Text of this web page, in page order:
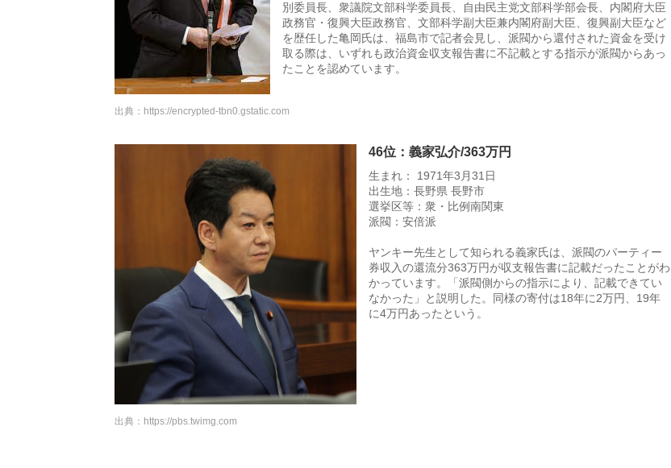
別委員長、衆議院文部科学委員長、自由民主党文部科学部会長、内閣府大臣
政務官・復興大臣政務官、文部科学副大臣兼内閣府副大臣、復興副大臣など
を歴任した亀岡氏は、福島市で記者会見し、派閥から還付された資金を受け
取る際は、いずれも政治資金収支報告書に不記載とする指示が派閥からあっ
たことを認めています。
出典： https://encrypted-tbn0.gstatic.com
46位：義家弘介/363万円
生まれ： 1971年3月31日
出生地：長野県 長野市
選挙区等：衆・比例南関東
派閥：安倍派
ヤンキー先生として知られる義家氏は、派閥のパーティー
券収入の還流分363万円が収支報告書に記載だったことがわ
かっています。「派閥側からの指示により、記載できてい
なかった」と説明した。同様の寄付は18年に2万円、19年
に4万円あったという。
出典： https://pbs.twimg.com